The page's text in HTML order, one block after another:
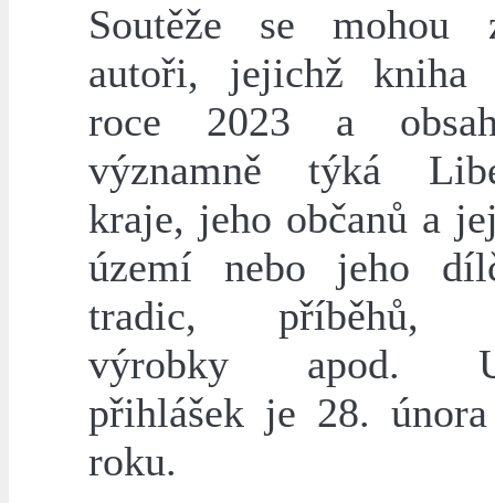
Soutěže se mohou
autoři, jejichž
roce 2023 a
významně týká
kraje, jeho občanů a
území nebo jeho
tradic, příběhů,
výrobky apod.
přihlášek je 28.
roku.